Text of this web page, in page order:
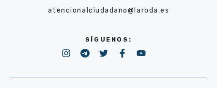
atencionalciudadano@laroda.es
SÍGUENOS: